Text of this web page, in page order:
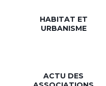
HABITAT ET
URBANISME
ACTU DES